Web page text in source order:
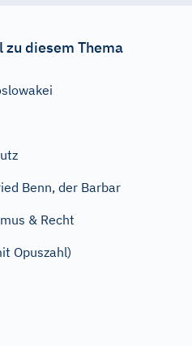
diesem Thema
Benn, der Barbar
& Recht
Opuszahl)